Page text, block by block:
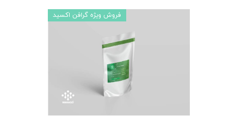
فروش ویژه گرافن اکسید